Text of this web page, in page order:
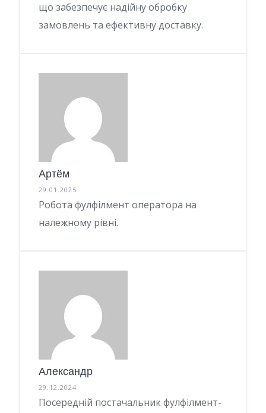
що забезпечує надійну обробку
замовлень та ефективну доставку.
Артём
29.01.2025
Робота фулфілмент оператора на
належному рівні.
Александр
29.12.2024
Посередній постачальник фулфілмент-